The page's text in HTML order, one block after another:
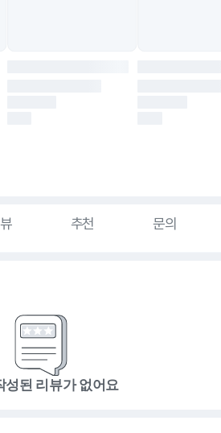
추천 문의
성된 리뷰가 없어요